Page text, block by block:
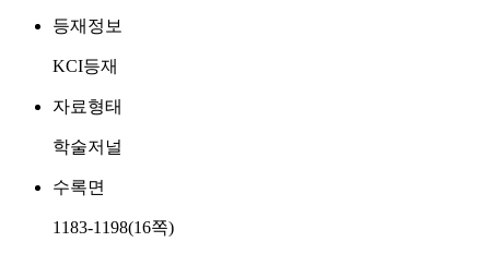
등재정보
KCI등재
자료형태
학술저널
수록면
1183-1198(16쪽)